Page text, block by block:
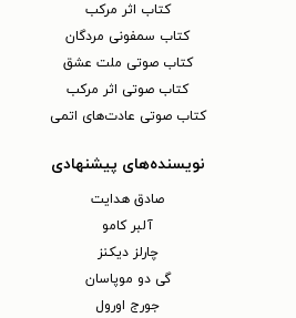
کتاب اثر مرکب
کتاب سمفونی مردگان
کتاب صوتی ملت عشق
کتاب صوتی اثر مرکب
کتاب صوتی عادت‌های اتمی
نویسنده‌های پیشنهادی
صادق هدایت
آلبر کامو
چارلز دیکنز
گی دو موپاسان
جورج اورول